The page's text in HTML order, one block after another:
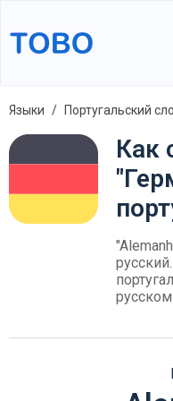
Языки Португальский
Как